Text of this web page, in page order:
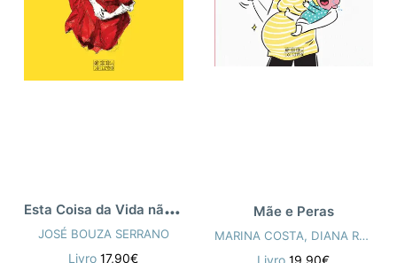
E
sta Coisa da Vida não É nada Fácil
JOSÉ BOUZA SERRANO
Livro17,90€
Mãe e Peras
MARINA COSTA, DIANA RODRIGUES
Livro19,90€